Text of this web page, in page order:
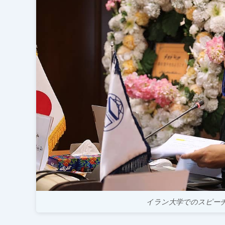
イラン大学でのスピー